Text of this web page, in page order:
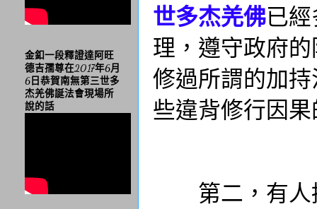
世多杰羌佛已
理，遵守政府
修過所謂的加
些違背修行因
第二，有
金釦一段釋證達阿旺
德吉孺尊在2017年6月
6日恭賀南無第三世多
杰羌佛誕法會現場所
說的話